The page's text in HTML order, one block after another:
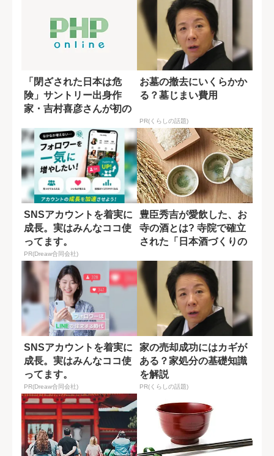
「閉ざされた日本は危
険」サントリー出身作
家・吉村喜彦さんが初の
お墓の撤去にいくらかか
る？墓じまい費用
PR(くらしの話題)
SNSアカウントを着実に
成長。実はみんなココ使
ってます。
PR(Dreaw合同会社)
豊臣秀吉が愛飲した、お
寺の酒とは? 寺院で確立
された「日本酒づくりの
SNSアカウントを着実に
成長。実はみんなココ使
ってます。
PR(Dreaw合同会社)
家の売却成功にはカギが
ある？家処分の基礎知識
を解説
PR(くらしの話題)